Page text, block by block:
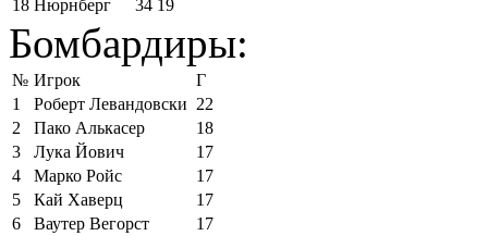
18 Нюрнберг 34 19
Бомбардиры:
№ Игрок
Г
1
Роберт Левандовски 22
2
Пако Алькасер
18
3
Лука Йович
17
4
Марко Ройс
17
5
Кай Хаверц
17
6
Ваутер Вегорст
17